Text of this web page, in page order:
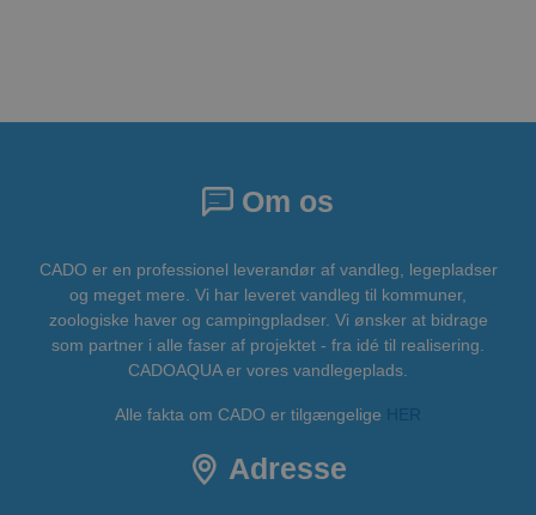
Om os
CADO er en professionel leverandør af vandleg, legepladser
og meget mere. Vi har leveret vandleg til kommuner,
zoologiske haver og campingpladser. Vi ønsker at bidrage
som partner i alle faser af projektet - fra idé til realisering.
CADOAQUA er vores vandlegeplads.
Alle fakta om CADO er tilgængelige
Adresse